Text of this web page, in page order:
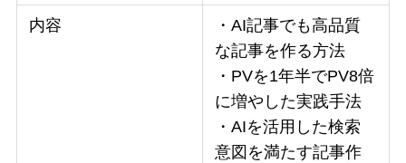
内容
・AI記事でも高品質
な記事を作る方法
・PVを1年半でPV8倍
に増やした実践手法
・AIを活用した検索
意図を満たす記事作